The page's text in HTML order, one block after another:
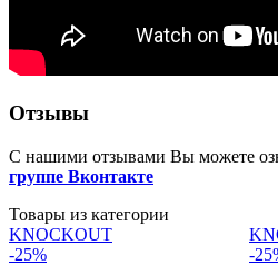
Отзывы
С нашими отзывами Вы можете
группе Вконтакте
Товары из категории
KNOCKOUT
-25%
-